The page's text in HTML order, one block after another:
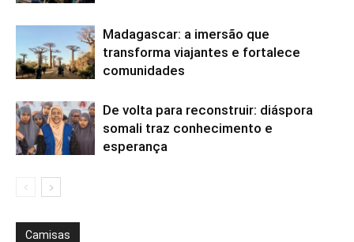
Madagascar: a imersão que
transforma viajantes e fortalece
comunidades
De volta para reconstruir: diáspora
somali traz conhecimento e
esperança
Camisas